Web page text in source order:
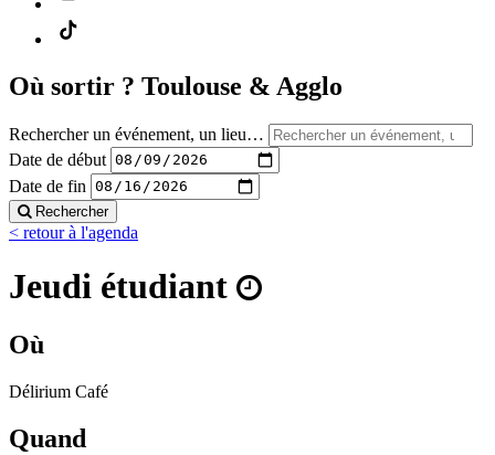
Où sortir ? Toulouse & Agglo
Rechercher un événement, un lieu…
Date de début
Date de fin
Rechercher
< retour à l'agenda
Jeudi étudiant
Où
Délirium Café
Quand